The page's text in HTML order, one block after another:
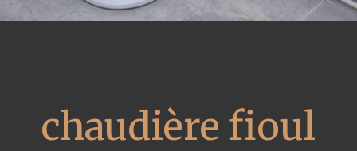
chaudière fioul